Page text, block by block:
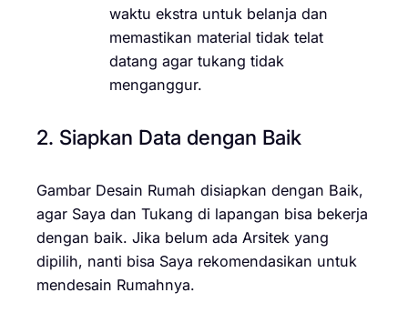
waktu ekstra untuk belanja dan
memastikan material tidak telat
datang agar tukang tidak
menganggur.
2. Siapkan Data dengan Baik
Gambar Desain Rumah disiapkan dengan Baik,
agar Saya dan Tukang di lapangan bisa bekerja
dengan baik. Jika belum ada Arsitek yang
dipilih, nanti bisa Saya rekomendasikan untuk
mendesain Rumahnya.